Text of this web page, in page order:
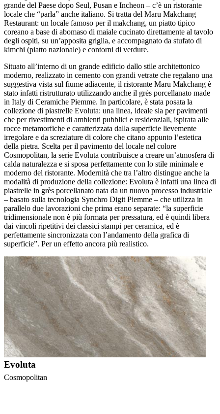
grande del Paese dopo Seul, Pusan e Incheon – c’è un ristorante
locale che “parla” anche italiano. Si tratta del Maru Makchang
Restaurant: un locale famoso per il makchang, un piatto tipico
coreano a base di abomaso di maiale cucinato direttamente al tavolo
degli ospiti, su un’apposita griglia, e accompagnato da stufato di
kimchi (piatto nazionale) e contorni di verdure.
Situato all’interno di un grande edificio dallo stile architettonico
moderno, realizzato in cemento con grandi vetrate che regalano una
suggestiva vista sul fiume adiacente, il ristorante Maru Makchang è
stato infatti ristrutturato utilizzando anche il grès porcellanato made
in Italy di Ceramiche Piemme. In particolare, è stata posata la
collezione di piastrelle Evoluta: una linea, ideale sia per pavimenti
che per rivestimenti di ambienti pubblici e residenziali, ispirata alle
rocce metamorfiche e caratterizzata dalla superficie lievemente
irregolare e da screziature di colore che citano appunto l’estetica
della pietra. Scelta per il pavimento del locale nel colore
Cosmopolitan, la serie Evoluta contribuisce a creare un’atmosfera di
calda naturalezza e si sposa perfettamente con lo stile minimale e
moderno del ristorante. Modernità che tra l’altro distingue anche la
modalità di produzione della collezione: Evoluta è infatti una linea di
piastrelle in grès porcellanato nata da un nuovo processo industriale
– basato sulla tecnologia Synchro Digit Piemme – che utilizza in
parallelo due lavorazioni che prima erano separate: “la superficie
tridimensionale non è più formata per pressatura, ed è quindi libera
dai vincoli ripetitivi dei classici stampi per ceramica, ed è
perfettamente sincronizzata con l’andamento della grafica di
superficie”. Per un effetto ancora più realistico.
Evoluta
Cosmopolitan